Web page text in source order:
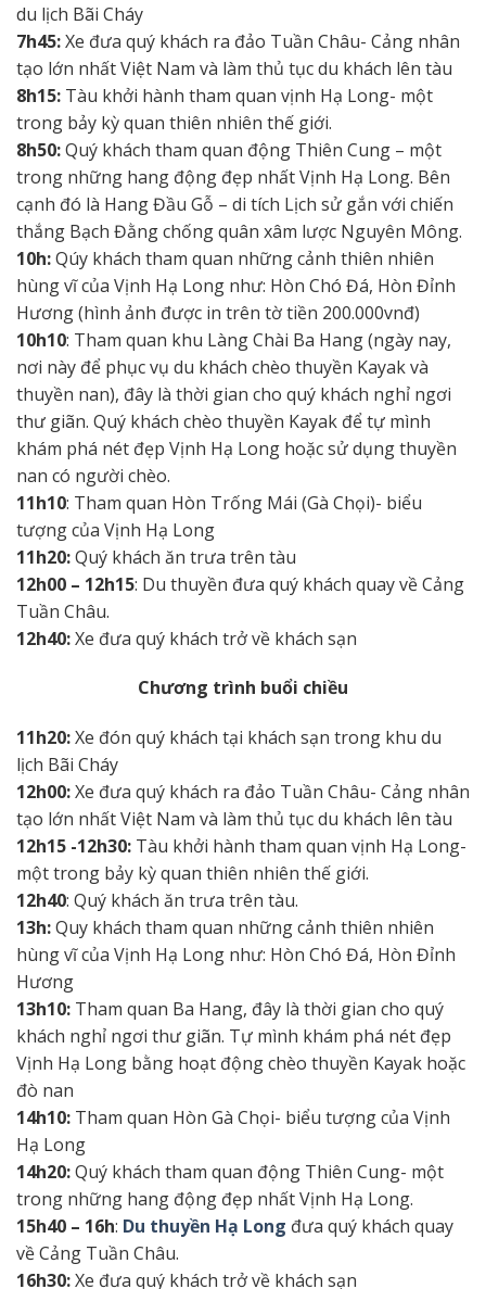
du lịch Bãi Cháy
7h45:Xe đưa quý khách ra đảo Tuần Châu- Cảng nhân
tạo lớn nhất Việt Nam và làm thủ tục du khách lên tàu
8h15: Tàu khởi hành tham quan vịnh Hạ Long- một
trong bảy kỳ quan thiên nhiên thế giới.
8h50:Quý khách tham quan động Thiên Cung – một
trong những hang động đẹp nhất Vịnh Hạ Long. Bên
cạnh đó là Hang Đầu Gỗ – di tích Lịch sử gắn với chiến
thắng Bạch Đằng chống quân xâm lược Nguyên Mông.
10h:Qúy khách tham quan những cảnh thiên nhiên
hùng vĩ của Vịnh Hạ Long như: Hòn Chó Đá, Hòn Đỉnh
Hương (hình ảnh được in trên tờ tiền 200.000vnđ)
10h10: Tham quan khu Làng Chài Ba Hang (ngày nay,
nơi này để phục vụ du khách chèo thuyền Kayak và
thuyền nan), đây là thời gian cho quý khách nghỉ ngơi
thư giãn. Quý khách chèo thuyền Kayak để tự mình
khám phá nét đẹp Vịnh Hạ Long hoặc sử dụng thuyền
nan có người chèo.
11h10: Tham quan Hòn Trống Mái (Gà Chọi)- biểu
tượng của Vịnh Hạ Long
11h20:Quý khách ăn trưa trên tàu
12h00 – 12h15: Du thuyền đưa quý khách quay về Cảng
Tuần Châu.
12h40:Xe đưa quý khách trở về khách sạn
Chương trình buổi chiều
11h20:Xe đón quý khách tại khách sạn trong khu du
lịch Bãi Cháy
12h00:Xe đưa quý khách ra đảo Tuần Châu- Cảng nhân
tạo lớn nhất Việt Nam và làm thủ tục du khách lên tàu
12h15 -12h30: Tàu khởi hành tham quan vịnh Hạ Long-
một trong bảy kỳ quan thiên nhiên thế giới.
12h40: Quý khách ăn trưa trên tàu.
13h:Quy khách tham quan những cảnh thiên nhiên
hùng vĩ của Vịnh Hạ Long như: Hòn Chó Đá, Hòn Đỉnh
Hương
13h10: Tham quan Ba Hang, đây là thời gian cho quý
khách nghỉ ngơi thư giãn. Tự mình khám phá nét đẹp
Vịnh Hạ Long bằng hoạt động chèo thuyền Kayak hoặc
đò nan
14h10: Tham quan Hòn Gà Chọi- biểu tượng của Vịnh
Hạ Long
14h20:Quý khách tham quan động Thiên Cung- một
trong những hang động đẹp nhất Vịnh Hạ Long.
15h40 – 16h: Du thuyền Hạ Long đưa quý khách quay
về Cảng Tuần Châu.
16h30:Xe đưa quý khách trở về khách sạn